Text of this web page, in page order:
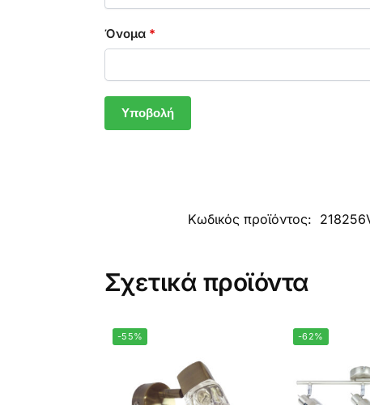
Όνομα *
Κωδικός προϊόντος:
Σχετικά προϊόντα
-55% -62%